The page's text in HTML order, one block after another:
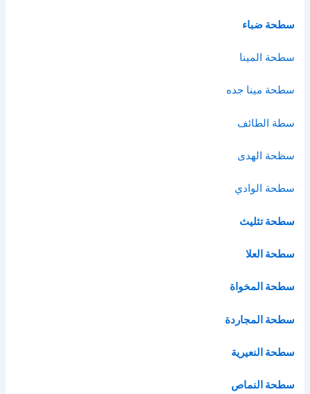
سطحة ضباء
سطحة المينا
سطحة مينا جده
سطة الطائف
سظحة الهدى
سطحة الوادي
سطحة تثليث
سطحة العلا
سطحة المخواة
سطحة المجاردة
سطحة النعيرية
سطحة النماص